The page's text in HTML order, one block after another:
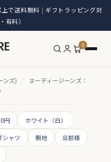
で送料無料 | ギフトラッピング対
有料）
0
ンズ) /
ヌーディージーンズ：
円 ホワイト（白）
シャツ 無地 旦那様